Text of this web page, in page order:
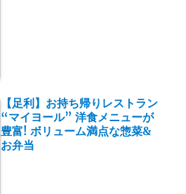
【足利】お持ち帰りレストラン
“マイヨール” 洋食メニューが
豊富! ボリューム満点な惣菜&
お弁当